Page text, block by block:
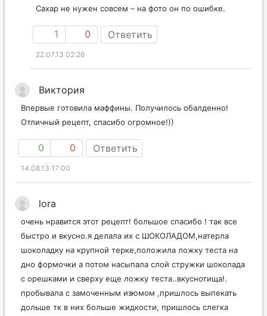
Сахар не нужен совсем – на фото он по ошибке.
1 0 Ответить
22.07.13 02:26
Виктория
Впервые готовила маффины. Получилось обалденно!
Отличный рецепт, спасибо огромное!))
0 0 Ответить
14.08.13 17:00
lora
очень нравится этот рецепт! большое спасибо ! так все
быстро и вкусно.я делала их с ШОКОЛАДОМ,натерла
шоколадку на крупной терке,положила ложку теста на
дно формочки а потом насыпала слой стружки шоколада
с орешками и сверху еще ложку теста..вкуснотища!.
пробывала с замоченным изюмом ,пришлось выпекать
дольше тк в них больше жидкости, пришлось слегка